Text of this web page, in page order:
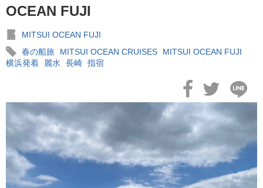
OCEAN FUJI
MITSUI OCEAN FUJI
春の船旅
MITSUI OCEAN CRUISES
MITSUI OCEAN FUJI
横浜発着
麗水 長崎 指宿
2026年08月05日
2026年02月19日
飛鳥II アジアグランドクルーズおかえりなさい！